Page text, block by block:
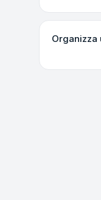
Organizza